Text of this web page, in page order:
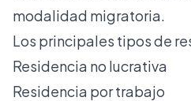
modalidad migratoria.
Los principales tipos de
Residencia no lucrativa
Residencia por trabajo